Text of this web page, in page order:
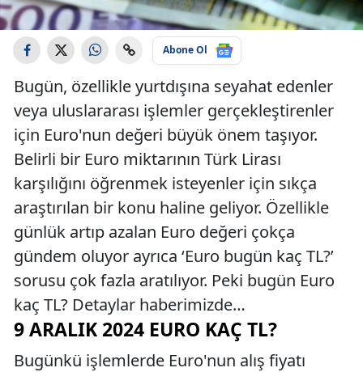
Abone Ol
Bugün, özellikle yurtdışına seyahat edenler
veya uluslararası işlemler gerçekleştirenler
için Euro'nun değeri büyük önem taşıyor.
Belirli bir Euro miktarının Türk Lirası
karşılığını öğrenmek isteyenler için sıkça
araştırılan bir konu haline geliyor. Özellikle
günlük artıp azalan Euro değeri çokça
gündem oluyor ayrıca ‘Euro bugün kaç TL?’
sorusu çok fazla aratılıyor. Peki bugün Euro
kaç TL? Detaylar haberimizde…
9 ARALIK 2024 EURO KAÇ TL?
Bugünkü işlemlerde Euro'nun alış fiyatı